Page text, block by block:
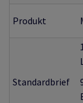
Produkt
Standardbrief